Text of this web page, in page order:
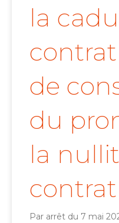
la
de
du
la
Par arrêt du 7 mai